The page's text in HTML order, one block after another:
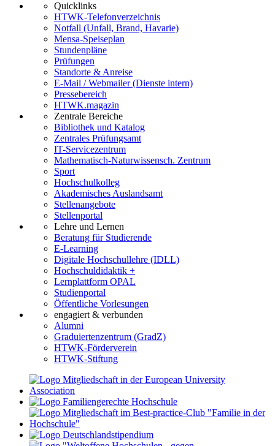
Quicklinks
HTWK-Telefonverzeichnis
Notfall (Unfall, Brand, Havarie)
Mensa-Speiseplan
Stundenpläne
Prüfungen
Standorte & Anreise
E-Mail / Webmailer (Dienste intern)
Pressebereich
HTWK.magazin
Zentrale Bereiche
Bibliothek und Katalog
Zentrales Prüfungsamt
IT-Servicezentrum
Mathematisch-Naturwissensch. Zentrum
Sport
Hochschulkolleg
Akademisches Auslandsamt
Stellenangebote
Stellenportal
Lehre und Lernen
Beratung für Studierende
E-Learning
Digitale Hochschullehre (IDLL)
Hochschuldidaktik +
Lernplattform OPAL
Studienportal
Öffentliche Vorlesungen
engagiert & verbunden
Alumni
Graduiertenzentrum (GradZ)
HTWK-Förderverein
HTWK-Stiftung